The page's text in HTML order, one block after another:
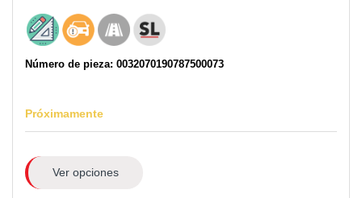
Número de pieza: 0032070190787500073
Próximamente
Ver opciones